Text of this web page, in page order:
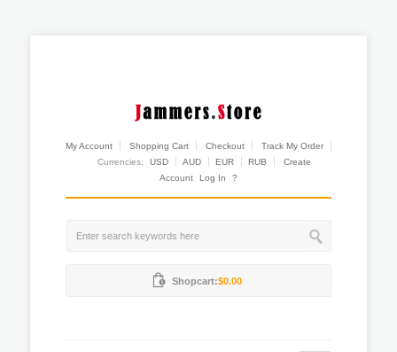
My Account Shopping Cart Checkout
Track My Order
Currencies:
USD AUD EUR RUB
Create
Account
Log In ?
Shopcart:$0.00